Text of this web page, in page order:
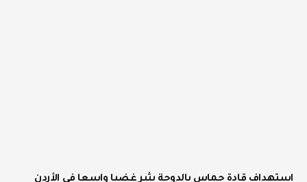
استهداف قادة حماس بالدوحة يثير غضبا واسعا في الأردن